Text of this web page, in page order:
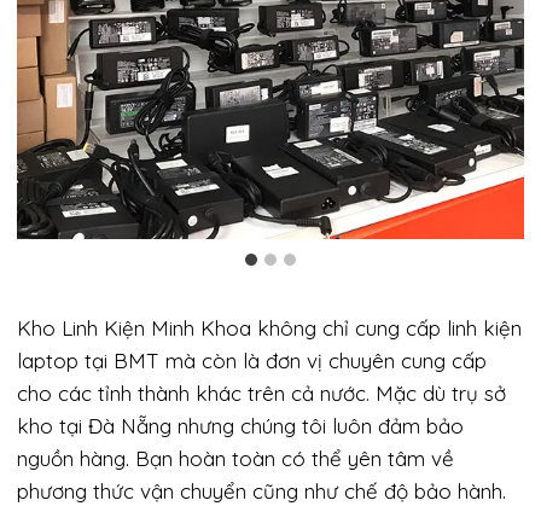
Kho Linh Kiện Minh Khoa không chỉ cung cấp linh kiện
laptop tại BMT mà còn là đơn vị chuyên cung cấp
cho các tỉnh thành khác trên cả nước. Mặc dù trụ sở
kho tại Đà Nẵng nhưng chúng tôi luôn đảm bảo
nguồn hàng. Bạn hoàn toàn có thể yên tâm về
phương thức vận chuyển cũng như chế độ bảo hành.